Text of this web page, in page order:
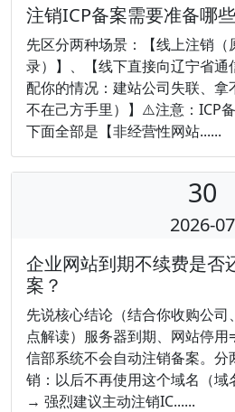
注销ICP备案需要准备哪
先区分两种场景：【线上注销（
录）】、【线下直接向辽宁省
配你的情况：建站公司失联、拿
不在己方手里）】⚠️注意：ICP
下面全部是【非经营性网站......
30
2026-07
企业网站到期不续费是否
案？
先说核心结论（结合你收购公
点解读）服务器到期、网站停
信部系统不会自动注销备案。
销：以后不再使用这个域名（域
→ 强烈建议主动注销IC......